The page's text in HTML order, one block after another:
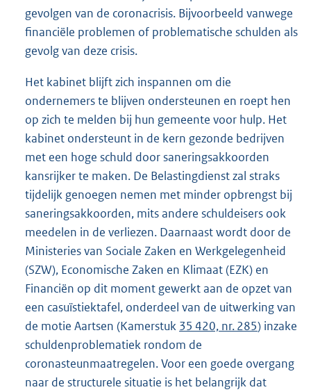
gevolgen van de coronacrisis. Bijvoorbeeld vanwege
financiële problemen of problematische schulden als
gevolg van deze crisis.
Het kabinet blijft zich inspannen om die
ondernemers te blijven ondersteunen en roept hen
op zich te melden bij hun gemeente voor hulp. Het
kabinet ondersteunt in de kern gezonde bedrijven
met een hoge schuld door saneringsakkoorden
kansrijker te maken. De Belastingdienst zal straks
tijdelijk genoegen nemen met minder opbrengst bij
saneringsakkoorden, mits andere schuldeisers ook
meedelen in de verliezen. Daarnaast wordt door de
Ministeries van Sociale Zaken en Werkgelegenheid
(SZW), Economische Zaken en Klimaat (EZK) en
Financiën op dit moment gewerkt aan de opzet van
een casuïstiektafel, onderdeel van de uitwerking van
de motie Aartsen (Kamerstuk 35 420, nr. 285) inzake
schuldenproblematiek rondom de
coronasteunmaatregelen. Voor een goede overgang
naar de structurele situatie is het belangrijk dat